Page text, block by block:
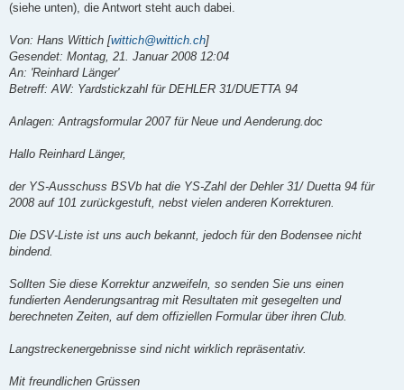
(siehe unten), die Antwort steht auch dabei.
Von: Hans Wittich [wittich@wittich.ch]
Gesendet: Montag, 21. Januar 2008 12:04
An: 'Reinhard Länger'
Betreff: AW: Yardstickzahl für DEHLER 31/DUETTA 94
Anlagen: Antragsformular 2007 für Neue und Aenderung.doc
Hallo Reinhard Länger,
der YS-Ausschuss BSVb hat die YS-Zahl der Dehler 31/ Duetta 94 für
2008 auf 101 zurückgestuft, nebst vielen anderen Korrekturen.
Die DSV-Liste ist uns auch bekannt, jedoch für den Bodensee nicht
bindend.
Sollten Sie diese Korrektur anzweifeln, so senden Sie uns einen
fundierten Aenderungsantrag mit Resultaten mit gesegelten und
berechneten Zeiten, auf dem offiziellen Formular über ihren Club.
Langstreckenergebnisse sind nicht wirklich repräsentativ.
Mit freundlichen Grüssen